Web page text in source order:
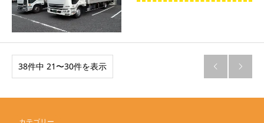
38件中 21〜30件を表示  